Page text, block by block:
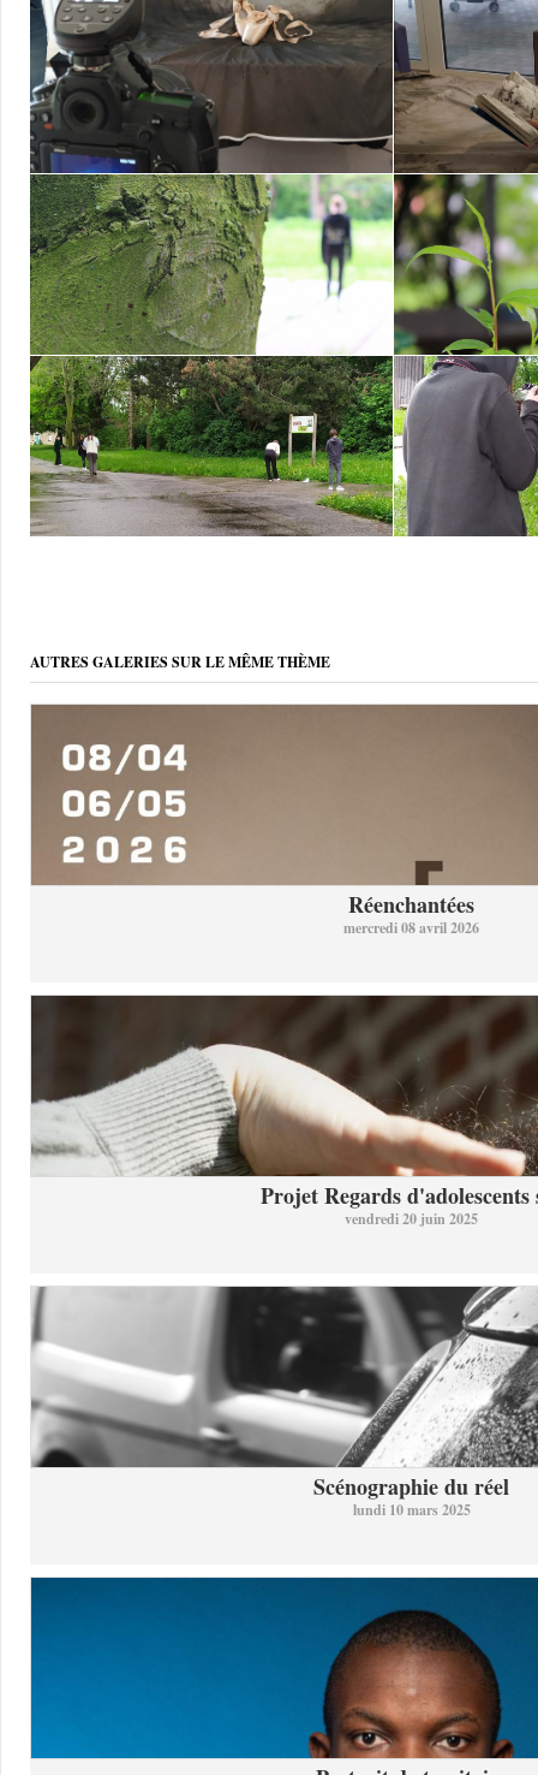
AUTRES GALERIES SUR LE MÊME THÈME
Réenchantées
mercredi 08 avril 2026
Projet Regards d'adolescents
vendredi 20 juin 2025
Scénographie du réel
lundi 10 mars 2025